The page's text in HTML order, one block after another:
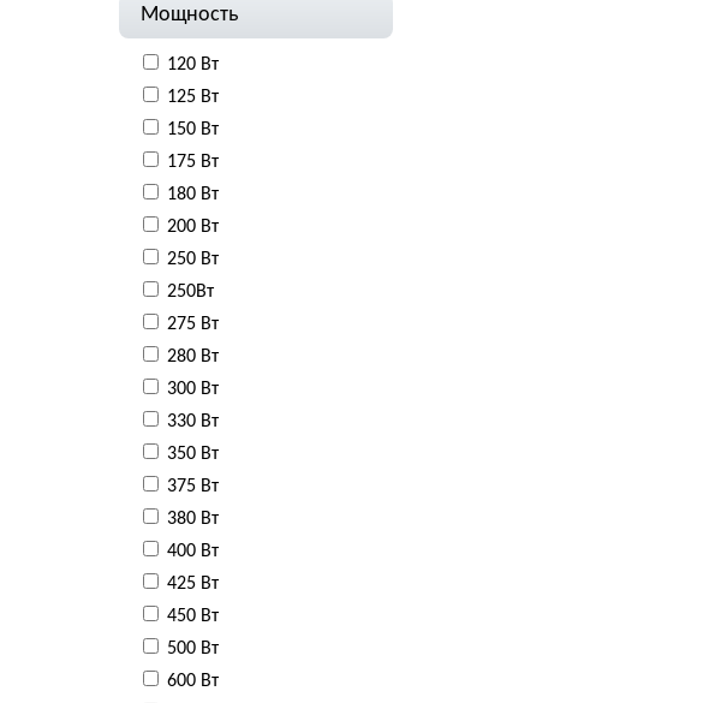
Мощность
120 Вт
125 Вт
150 Вт
175 Вт
180 Вт
200 Вт
250 Вт
250Вт
275 Вт
280 Вт
300 Вт
330 Вт
350 Вт
375 Вт
380 Вт
400 Вт
425 Вт
450 Вт
500 Вт
600 Вт